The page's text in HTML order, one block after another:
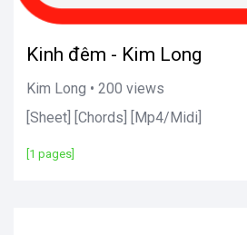
Kinh đêm - Kim Long
Kim Long • 200 views
[Sheet] [Chords] [Mp4/Midi]
[1 pages]